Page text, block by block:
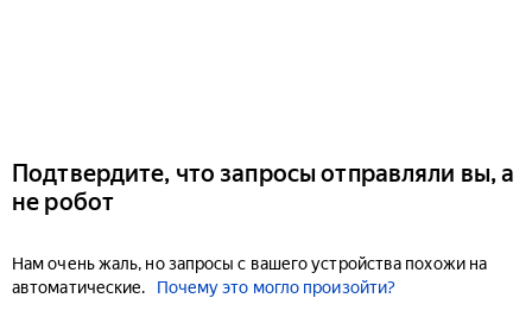
Подтвердите, что запросы отправляли вы, а
не робот
Нам очень жаль, но запросы с вашего устройства похожи на
автоматические.
Почему это могло произойти?